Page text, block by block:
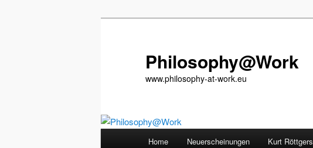
Philosophy@Work
www.philosophy-at-work.eu
Home Neuerscheinungen Kurt Röttgers